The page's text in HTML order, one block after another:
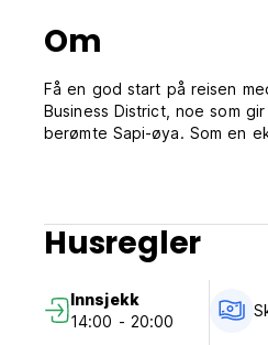
Om
Få en god start på reisen
Business District, noe som
berømte Sapi-øya. Som en
Husregler
Innsjekk
14:00 - 20:00